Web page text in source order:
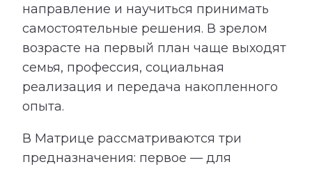
направление и научиться принимать
самостоятельные решения. В зрелом
возрасте на первый план чаще выходят
семья, профессия, социальная
реализация и передача накопленного
опыта.
В Матрице рассматриваются три
предназначения: первое — для